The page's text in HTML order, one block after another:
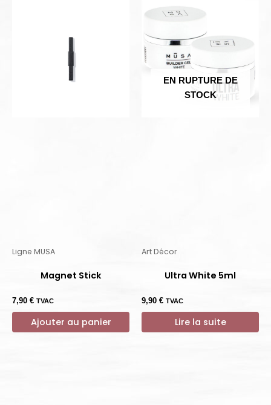
Ligne MUSA
Magnet Stick
7,90 € TVAC
Ajouter au panier
EN RUPTURE DE
STOCK
Art Décor
Ultra White 5ml
9,90 € TVAC
Lire la suite